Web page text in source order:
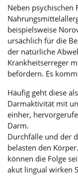
Neben psychischen
beispielsweise
ursächlich für die
der natürliche
Krankheitserreger
befördern. Es
Häufig geht diese
Darmaktivität mit
einher,
Darm.
Durchfälle und der
belasten den
können die Folge
akut lingual wirken